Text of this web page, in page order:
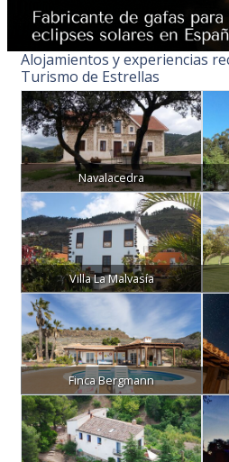
Alojamientos y experiencias
Turismo de Estrellas
Navalacedra
Villa La Malvasía
Finca Bergmann